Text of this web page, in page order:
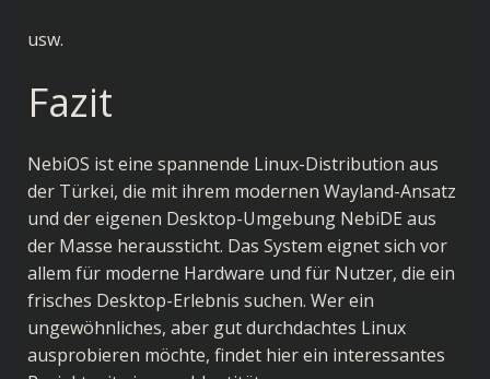
usw.
Fazit
NebiOS ist eine spannende Linux-Distribution aus
der Türkei, die mit ihrem modernen Wayland-Ansatz
und der eigenen Desktop-Umgebung NebiDE aus
der Masse heraussticht. Das System eignet sich vor
allem für moderne Hardware und für Nutzer, die ein
frisches Desktop-Erlebnis suchen. Wer ein
ungewöhnliches, aber gut durchdachtes Linux
ausprobieren möchte, findet hier ein interessantes